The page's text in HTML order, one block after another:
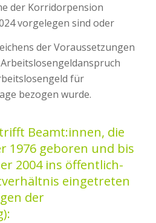
der Korridorpension
vorgelegen sind oder
der Voraussetzungen
für
bezogen wurde.
Beamt:innen, die
1976 geboren und bis
2004 ins öffentlich-
eingetreten
der